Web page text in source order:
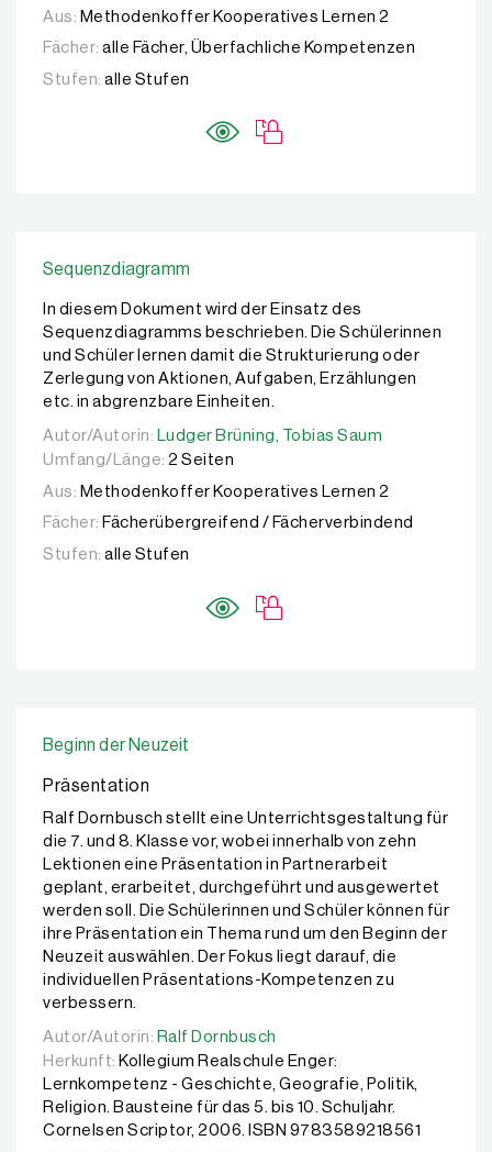
Aus: Methodenkoffer Kooperatives Lernen 2
Fächer: alle Fächer, Überfachliche Kompetenzen
Stufen: alle Stufen
Sequenzdiagramm
In diesem Dokument wird der Einsatz des
Sequenzdiagramms beschrieben. Die Schülerinnen
und Schüler lernen damit die Strukturierung oder
Zerlegung von Aktionen, Aufgaben, Erzählungen
etc. in abgrenzbare Einheiten.
Autor/Autorin: Ludger Brüning, Tobias Saum
Autor/Autorin: Ludger Brüning,
Tobias Saum
Umfang/Länge: 2 Seiten
Aus: Methodenkoffer Kooperatives Lernen 2
Fächer: Fächerübergreifend / Fächerverbindend
Stufen: alle Stufen
Beginn der Neuzeit
Präsentation
Ralf Dornbusch stellt eine Unterrichtsgestaltung für
die 7. und 8. Klasse vor, wobei innerhalb von zehn
Lektionen eine Präsentation in Partnerarbeit
geplant, erarbeitet, durchgeführt und ausgewertet
werden soll. Die Schülerinnen und Schüler können für
ihre Präsentation ein Thema rund um den Beginn der
Neuzeit auswählen. Der Fokus liegt darauf, die
individuellen Präsentations-Kompetenzen zu
verbessern.
Autor/Autorin: Ralf Dornbusch
Autor/Autorin: Ralf Dornbusch
Herkunft: Kollegium Realschule Enger:
Lernkompetenz - Geschichte, Geografie, Politik,
Religion. Bausteine für das 5. bis 10. Schuljahr.
Cornelsen Scriptor, 2006. ISBN 9783589218561